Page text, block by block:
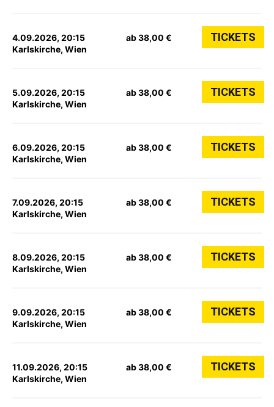
4.09.2026, 20:15
Karlskirche, Wien
ab 38,00 € TICKETS
5.09.2026, 20:15
Karlskirche, Wien
ab 38,00 € TICKETS
6.09.2026, 20:15
Karlskirche, Wien
ab 38,00 € TICKETS
7.09.2026, 20:15
Karlskirche, Wien
ab 38,00 € TICKETS
8.09.2026, 20:15
Karlskirche, Wien
ab 38,00 € TICKETS
9.09.2026, 20:15
Karlskirche, Wien
ab 38,00 € TICKETS
11.09.2026, 20:15
Karlskirche, Wien
ab 38,00 € TICKETS